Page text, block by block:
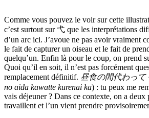
Comme vous pouvez le voir sur cette
c’est surtout sur 弋 que les interprétations
d’un arc ici. J’avoue ne pas avoir vraiment
le fait de capturer un oiseau et le fait de
quelqu’un. Enfin là pour le coup, on prend
Quoi qu’il en soit, il n’est pas forcément
remplacement définitif. 昼食の間代わって
no aida kawatte kurenai ka) : tu peux me
vais déjeuner ? Dans ce contexte, on a deux
travaillent et l’un vient prendre